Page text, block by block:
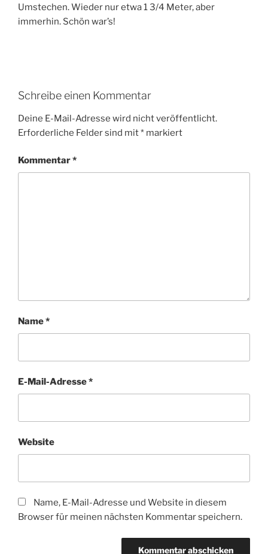
Umstechen. Wieder nur etwa 1 3/4 Meter, aber
immerhin. Schön war’s!
Schreibe einen Kommentar
Deine E-Mail-Adresse wird nicht veröffentlicht.
Erforderliche Felder sind mit* markiert
Kommentar*
Name*
E-Mail-Adresse*
Website
Name, E-Mail-Adresse und Website in diesem
Browser für meinen nächsten Kommentar speichern.